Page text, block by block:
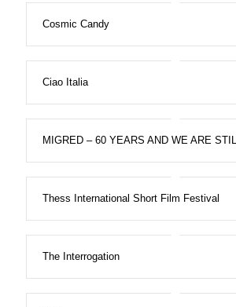
Cosmic Candy
Ciao Italia
MIGRED – 60 YEARS AND WE ARE
Thess International Short Film Festival
The Interrogation